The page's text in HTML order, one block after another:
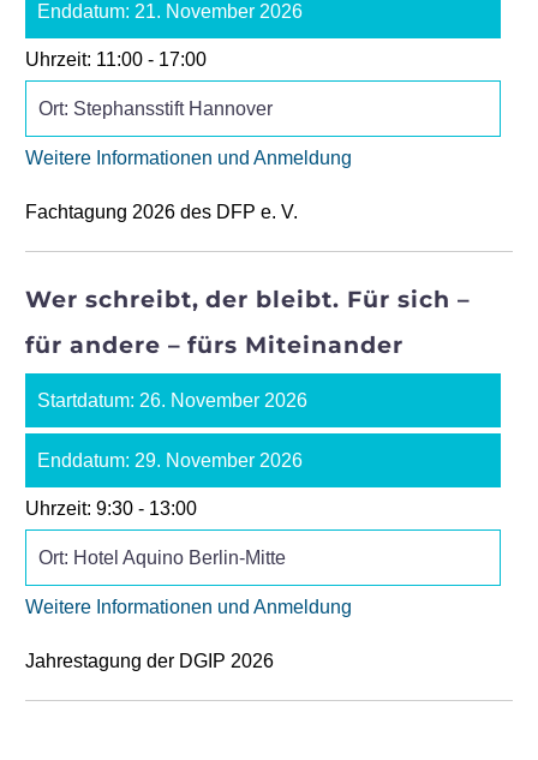
Enddatum: 21. November 2026
Uhrzeit: 11:00 - 17:00
Ort: Stephansstift Hannover
Weitere Informationen und Anmeldung
Fachtagung 2026 des DFP e. V.
Wer schreibt, der bleibt. Für sich –
für andere – fürs Miteinander
Startdatum: 26. November 2026
Enddatum: 29. November 2026
Uhrzeit: 9:30 - 13:00
Ort: Hotel Aquino Berlin-Mitte
Weitere Informationen und Anmeldung
Jahrestagung der DGIP 2026